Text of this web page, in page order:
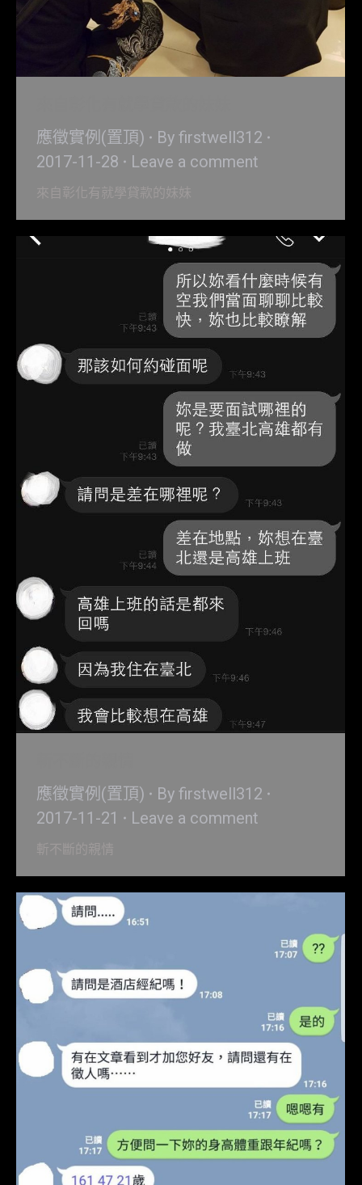
應徵實例(置頂) By firstwell312
2017-11-28
Leave a comment
來自彰化有就學貸款的妹妹
應徵實例(置頂) By firstwell312
2017-11-21
Leave a comment
斬不斷的親情